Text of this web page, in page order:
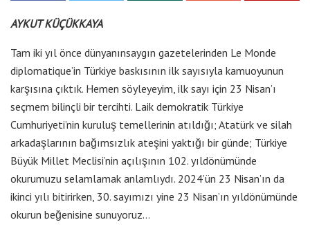
AYKUT KÜÇÜKKAYA
Tam iki yıl önce dünyanınsaygın gazetelerinden Le Monde
diplomatique’in Türkiye baskısının ilk sayısıyla kamuoyunun
karşısına çıktık. Hemen söyleyeyim, ilk sayı için 23 Nisan’ı
seçmem bilinçli bir tercihti. Laik demokratik Türkiye
Cumhuriyeti’nin kuruluş temellerinin atıldığı; Atatürk ve silah
arkadaşlarının bağımsızlık ateşini yaktığı bir günde; Türkiye
Büyük Millet Meclisi’nin açılışının 102. yıldönümünde
okurumuzu selamlamak anlamlıydı. 2024’ün 23 Nisan’ın da
ikinci yılı bitirirken, 30. sayımızı yine 23 Nisan’ın yıldönümünde
okurun beğenisine sunuyoruz…